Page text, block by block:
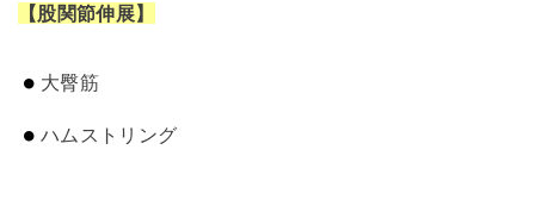
【股関節伸展】
大臀筋
ハムストリング